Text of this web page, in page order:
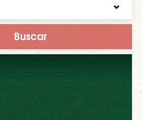
Buscar